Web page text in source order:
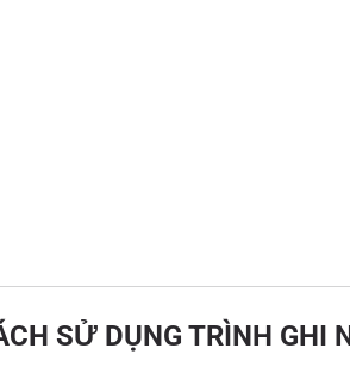
SỬ DỤNG TRÌNH GHI